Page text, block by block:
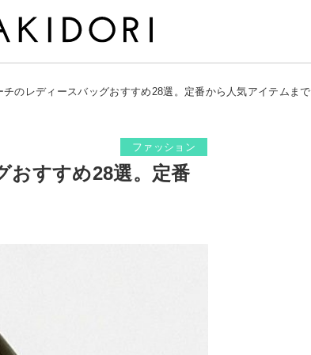
チのレディースバッグおすすめ28選。定番から人気アイテムまで
ファッション
おすすめ28選。定番